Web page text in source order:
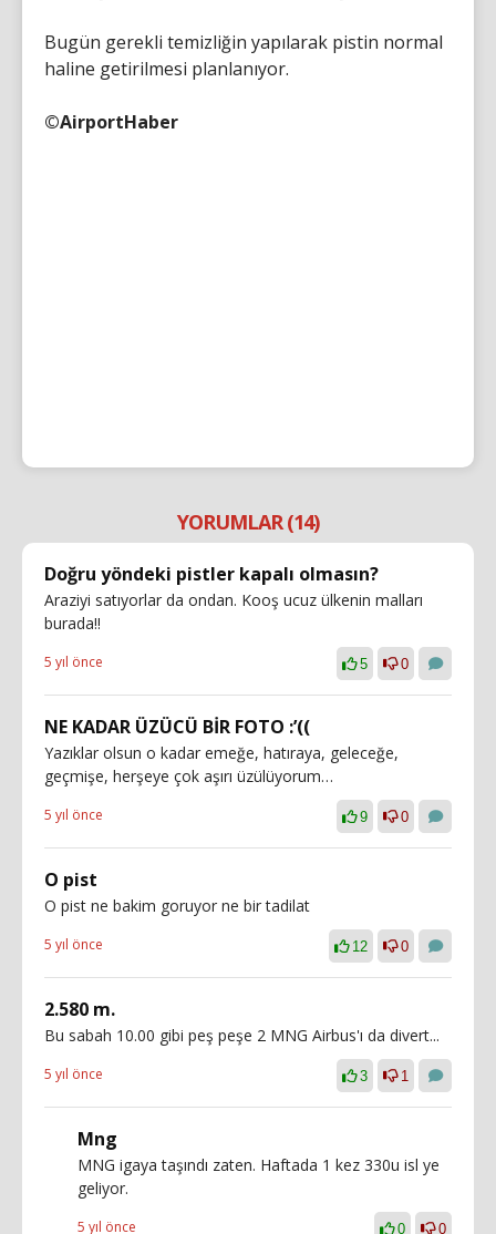
Bugün gerekli temizliğin yapılarak pistin normal
haline getirilmesi planlanıyor.
©AirportHaber
YORUMLAR (14)
Doğru yöndeki pistler kapalı olmasın?
Araziyi satıyorlar da ondan. Kooş ucuz ülkenin malları
burada!!
5 yıl önce 5 0
NE KADAR ÜZÜCÜ BİR FOTO :’((
Yazıklar olsun o kadar emeğe, hatıraya, geleceğe,
geçmişe, herşeye çok aşırı üzülüyorum…
5 yıl önce 9 0
O pist
O pist ne bakim goruyor ne bir tadilat
5 yıl önce 12 0
2.580 m.
Bu sabah 10.00 gibi peş peşe 2 MNG Airbus'ı da divert...
5 yıl önce 3 1
Mng
MNG igaya taşındı zaten. Haftada 1 kez 330u isl ye
geliyor.
5 yıl önce 0 0